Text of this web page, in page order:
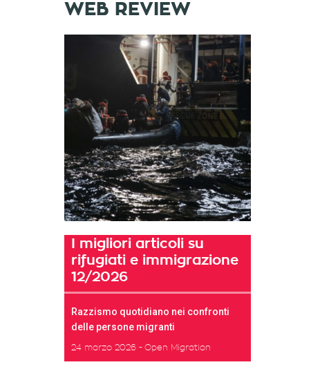
WEB REVIEW
I migliori articoli su
rifugiati e immigrazione
12/2026
Razzismo quotidiano nei confronti
delle persone migranti
24 marzo 2026 Open Migration